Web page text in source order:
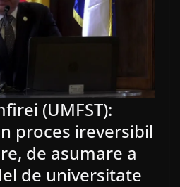
(UMFST):
proces ireversibil
de asumare a
de universitate